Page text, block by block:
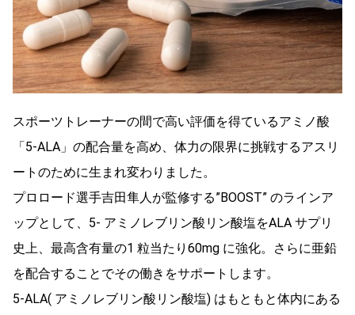
スポーツトレーナーの間で高い評価を得ているアミノ酸
「5-ALA」の配合量を高め、体力の限界に挑戦するアスリ
ートのために生まれ変わりました。
プロロード選手吉田隼人が監修する”BOOST” のラインア
ップとして、5- アミノレブリン酸リン酸塩をALA サプリ
史上、最高含有量の1 粒当たり60mg に強化。さらに亜鉛
を配合することでその働きをサポートします。
5-ALA( アミノレブリン酸リン酸塩) はもともと体内にある